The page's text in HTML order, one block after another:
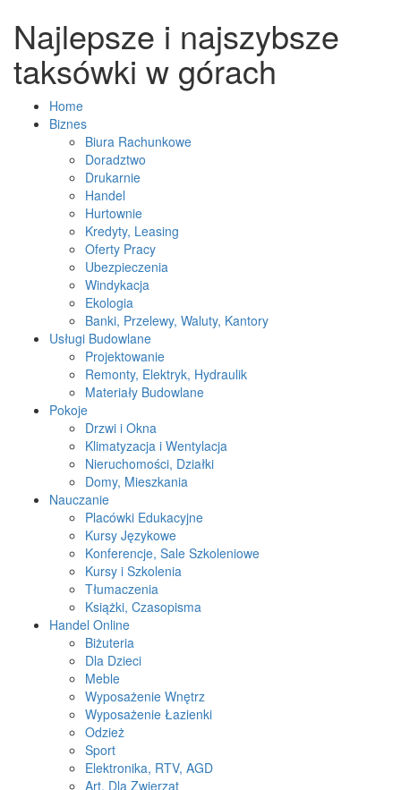
Najlepsze i najszybsze
taksówki w górach
Home
Biznes
Biura Rachunkowe
Doradztwo
Drukarnie
Handel
Hurtownie
Kredyty, Leasing
Oferty Pracy
Ubezpieczenia
Windykacja
Ekologia
Banki, Przelewy, Waluty, Kantory
Usługi Budowlane
Projektowanie
Remonty, Elektryk, Hydraulik
Materiały Budowlane
Pokoje
Drzwi i Okna
Klimatyzacja i Wentylacja
Nieruchomości, Działki
Domy, Mieszkania
Nauczanie
Placówki Edukacyjne
Kursy Językowe
Konferencje, Sale Szkoleniowe
Kursy i Szkolenia
Tłumaczenia
Książki, Czasopisma
Handel Online
Biżuteria
Dla Dzieci
Meble
Wyposażenie Wnętrz
Wyposażenie Łazienki
Odzież
Sport
Elektronika, RTV, AGD
Art. Dla Zwierząt